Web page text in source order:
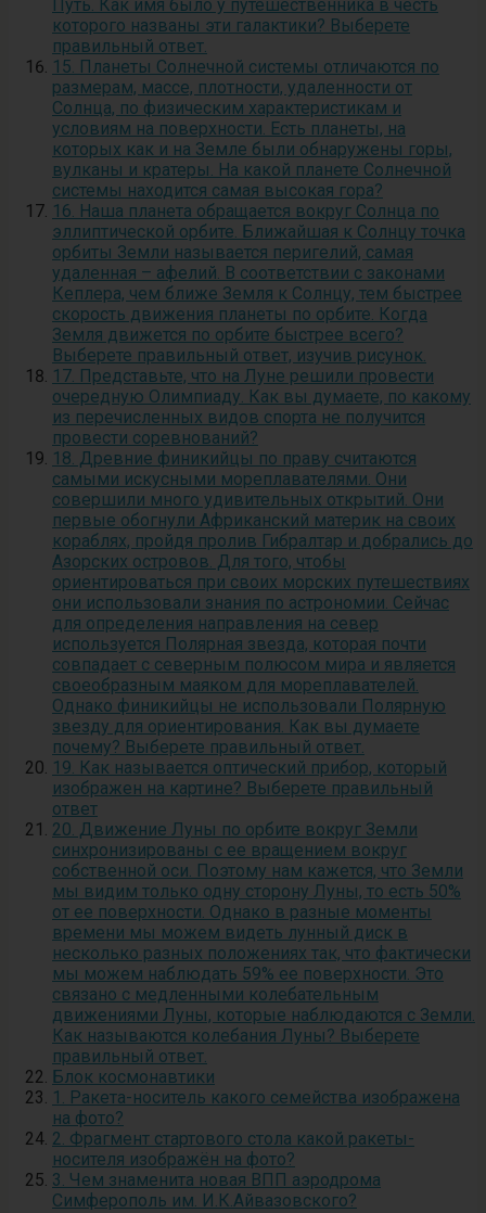
Путь. Как имя было у путешественника в честь
которого названы эти галактики? Выберете
правильный ответ.
15. Планеты Солнечной системы отличаются по
размерам, массе, плотности, удаленности от
Солнца, по физическим характеристикам и
условиям на поверхности. Есть планеты, на
которых как и на Земле были обнаружены горы,
вулканы и кратеры. На какой планете Солнечной
системы находится самая высокая гора?
16. Наша планета обращается вокруг Солнца по
эллиптической орбите. Ближайшая к Солнцу точка
орбиты Земли называется перигелий, самая
удаленная – афелий. В соответствии с законами
Кеплера, чем ближе Земля к Солнцу, тем быстрее
скорость движения планеты по орбите. Когда
Земля движется по орбите быстрее всего?
Выберете правильный ответ, изучив рисунок.
17. Представьте, что на Луне решили провести
очередную Олимпиаду. Как вы думаете, по какому
из перечисленных видов спорта не получится
провести соревнований?
18. Древние финикийцы по праву считаются
самыми искусными мореплавателями. Они
совершили много удивительных открытий. Они
первые обогнули Африканский материк на своих
кораблях, пройдя пролив Гибралтар и добрались до
Азорских островов. Для того, чтобы
ориентироваться при своих морских путешествиях
они использовали знания по астрономии. Сейчас
для определения направления на север
используется Полярная звезда, которая почти
совпадает с северным полюсом мира и является
своеобразным маяком для мореплавателей.
Однако финикийцы не использовали Полярную
звезду для ориентирования. Как вы думаете
почему? Выберете правильный ответ.
19. Как называется оптический прибор, который
изображен на картине? Выберете правильный
ответ
20. Движение Луны по орбите вокруг Земли
синхронизированы с ее вращением вокруг
собственной оси. Поэтому нам кажется, что Земли
мы видим только одну сторону Луны, то есть 50%
от ее поверхности. Однако в разные моменты
времени мы можем видеть лунный диск в
несколько разных положениях так, что фактически
мы можем наблюдать 59% ее поверхности. Это
связано с медленными колебательным
движениями Луны, которые наблюдаются с Земли.
Как называются колебания Луны? Выберете
правильный ответ.
Блок космонавтики
1. Ракета-носитель какого семейства изображена
на фото?
2. Фрагмент стартового стола какой ракеты-
носителя изображён на фото?
3. Чем знаменита новая ВПП аэродрома
Симферополь им. И.К.Айвазовского?